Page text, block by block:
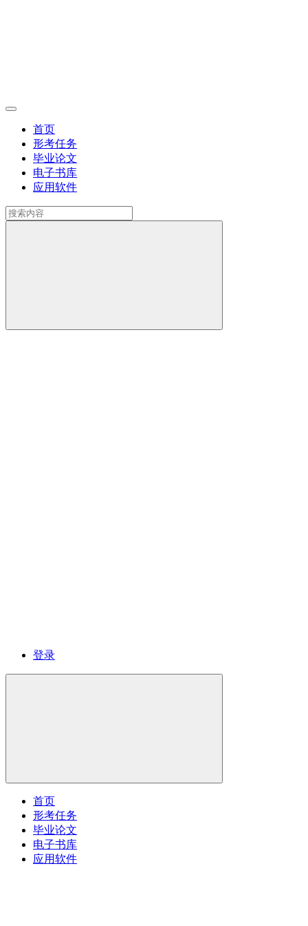
首页
形考任务
毕业论文
电子书库
应用软件
登录
首页
形考任务
毕业论文
电子书库
应用软件